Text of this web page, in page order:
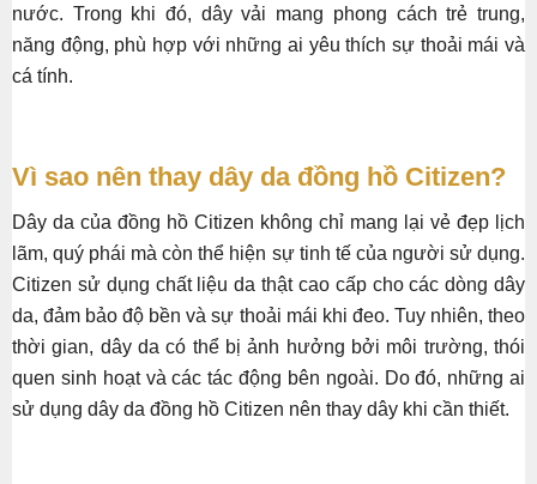
nước. Trong khi đó, dây vải mang phong cách trẻ trung,
năng động, phù hợp với những ai yêu thích sự thoải mái và
cá tính.
Vì sao nên thay dây da đồng hồ Citizen?
Dây da của đồng hồ Citizen không chỉ mang lại vẻ đẹp lịch
lãm, quý phái mà còn thể hiện sự tinh tế của người sử dụng.
Citizen sử dụng chất liệu da thật cao cấp cho các dòng dây
da, đảm bảo độ bền và sự thoải mái khi đeo. Tuy nhiên, theo
thời gian, dây da có thể bị ảnh hưởng bởi môi trường, thói
quen sinh hoạt và các tác động bên ngoài. Do đó, những ai
sử dụng dây da đồng hồ Citizen nên thay dây khi cần thiết.